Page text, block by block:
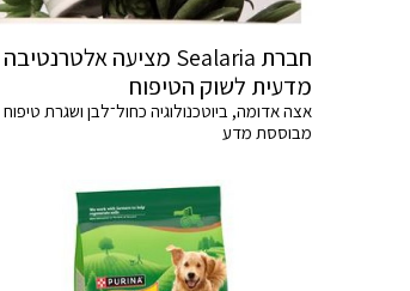
חברת Sealaria מציעה אלטרנטיבה
מדעית לשוק הטיפוח
אצה אדומה, ביוטכנולוגיה כחול־לבן ושגרת טיפוח
מבוססת מדע